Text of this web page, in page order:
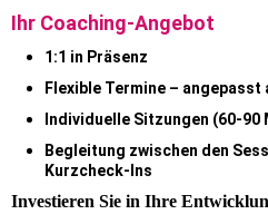
Ihr Coaching-Angebot
1:1 in Präsenz
Flexible Termine – angepasst
Individuelle Sitzungen (60-90
Begleitung zwischen den
Kurzcheck-Ins
Investieren Sie in Ihre